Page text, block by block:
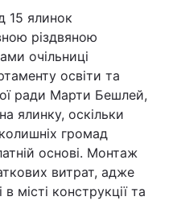
15 ялинок
різдвяною
очільниці
освіти та
ради Марти Бешлей,
ялинку, оскільки
громад
основі. Монтаж
витрат, адже
місті конструкції та